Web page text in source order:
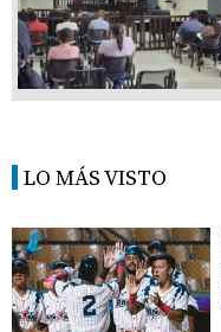
LO MÁS VISTO